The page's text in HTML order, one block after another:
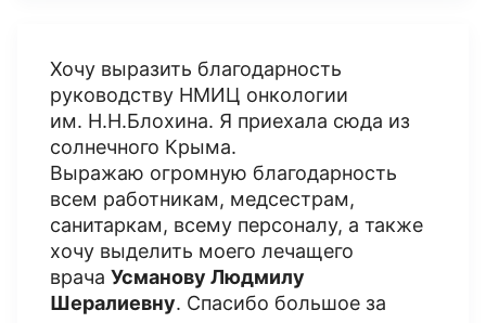
Хочу выразить благодарность
руководству НМИЦ онкологии
им. Н.Н.Блохина. Я приехала сюда из
солнечного Крыма.
Выражаю огромную благодарность
всем работникам, медсестрам,
санитаркам, всему персоналу, а также
хочу выделить моего лечащего
врача Усманову Людмилу
Шералиевну. Спасибо большое за